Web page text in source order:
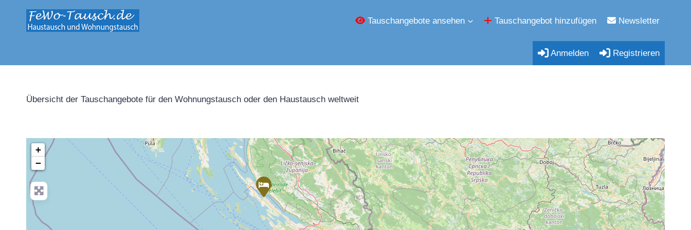
springen
Tauschangebote ansehen Tauschangebot hinzufügen Newsletter
Anmelden Registrieren
Übersicht der Tauschangebote für den Wohnungstausch oder den Haustausch weltweit
+
−